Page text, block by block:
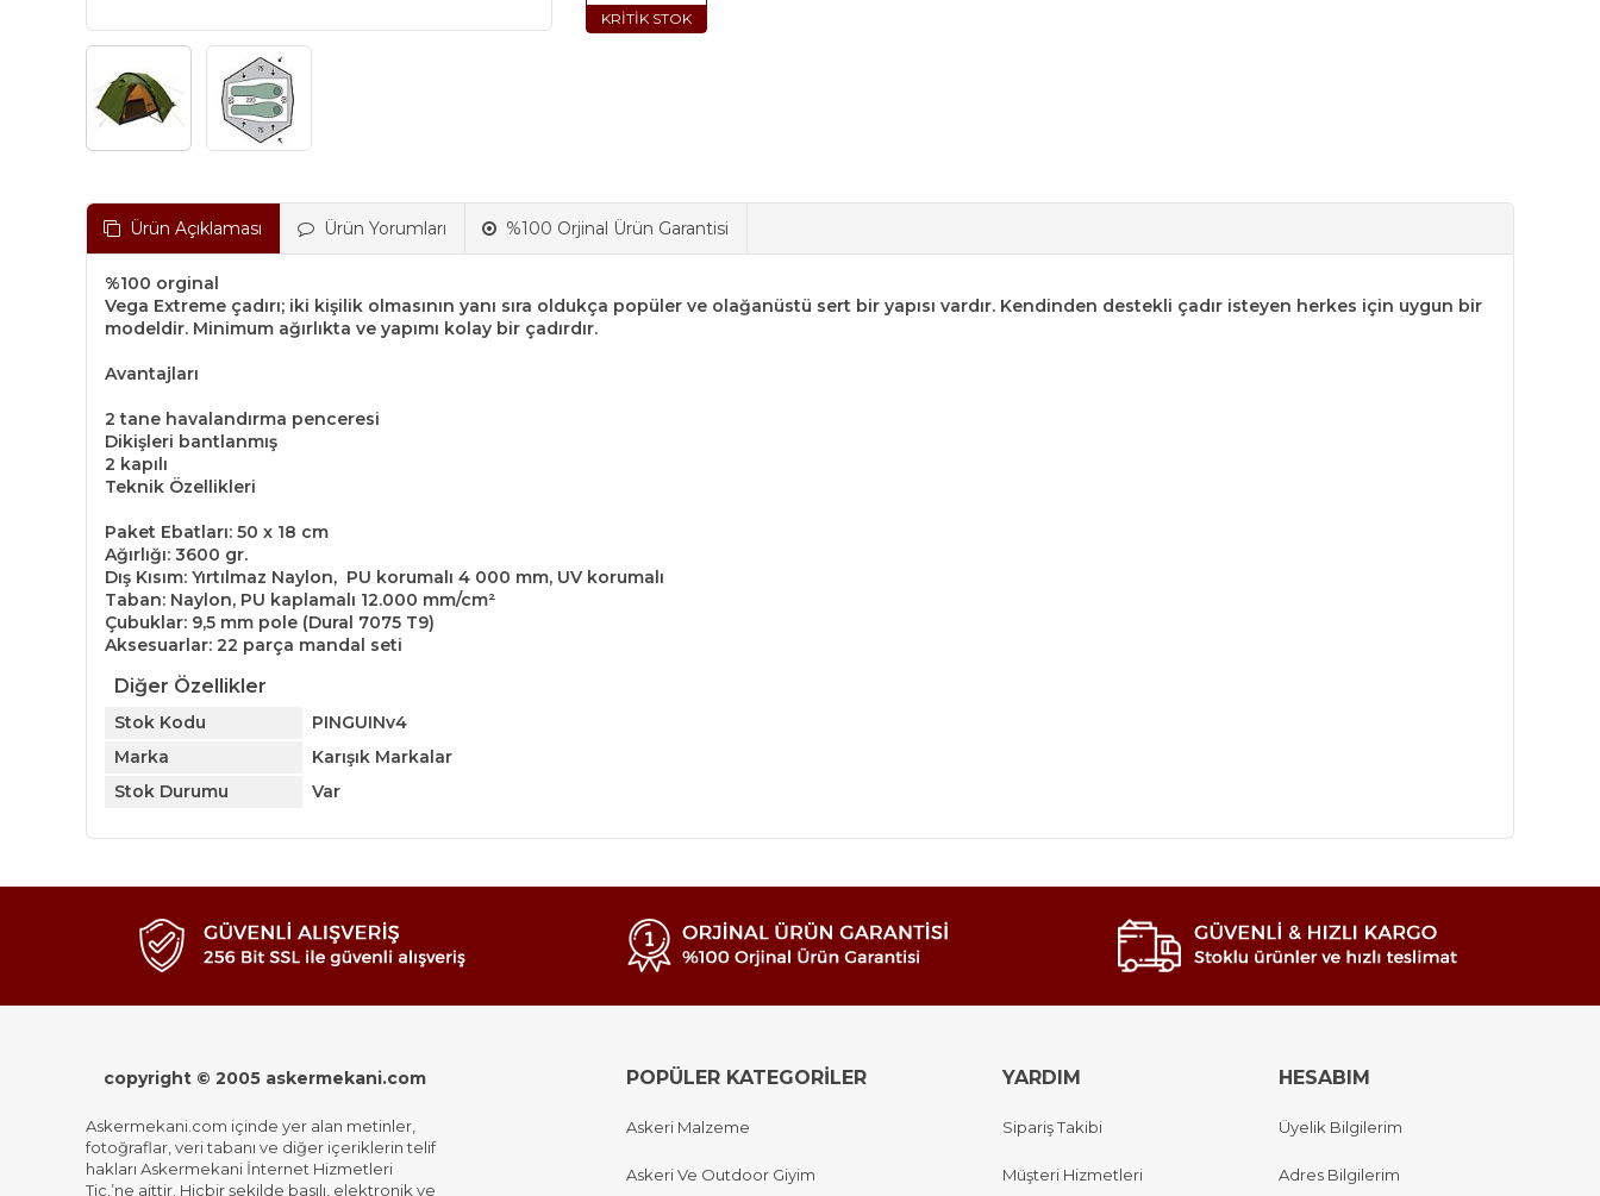
Ürün Açıklaması Ürün Yorumları %100 Orjinal Ürün Garantisi
%100 orginal
Vega Extreme çadırı; iki kişilik olmasının yanı sıra oldukça popüler ve olağanüstü sert bir yapısı vardır. Kendinden destekli çadır isteyen herkes için uygun bir
modeldir. Minimum ağırlıkta ve yapımı kolay bir çadırdır.
Avantajları
2 tane havalandırma penceresi
Dikişleri bantlanmış
2 kapılı
Teknik Özellikleri
Paket Ebatları: 50 x 18 cm
Ağırlığı: 3600 gr.
Dış Kısım: Yırtılmaz Naylon, PU korumalı 4 000 mm, UV korumalı
Taban: Naylon, PU kaplamalı 12.000 mm/cm²
Çubuklar: 9,5 mm pole (Dural 7075 T9)
Aksesuarlar: 22 parça mandal seti
Diğer Özellikler
Stok Kodu
PINGUINv4
Marka
Karışık Markalar
Stok Durumu
Var
copyright © 2005 askermekani.com
Askermekani.com içinde yer alan metinler,
fotoğraflar, veri tabanı ve diğer içeriklerin telif
hakları Askermekani İnternet Hizmetleri
Tic.’ne aittir. Hiçbir şekilde basılı, elektronik ve
POPÜLER KATEGORİLER
Askeri Malzeme
Askeri Ve Outdoor Giyim
YARDIM
Sipariş Takibi
Müşteri Hizmetleri
HESABIM
Üyelik Bilgilerim
Adres Bilgilerim